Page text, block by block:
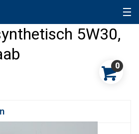
5W30,
0